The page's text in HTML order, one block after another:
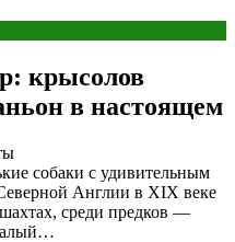
крысолов
в настоящем
собаки с удивительным
Англии в XIX веке
среди предков —